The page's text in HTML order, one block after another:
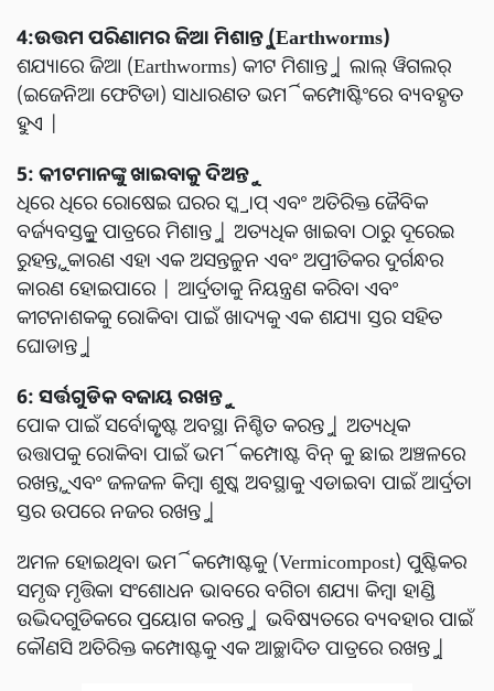
4:ଉତ୍ତମ ପରିଣାମର ଜିଆ ମିଶାନ୍ତୁ (Earthworms)
ଶଯ୍ୟାରେ ଜିଆ (Earthworms) କୀଟ ମିଶାନ୍ତୁ | ଲାଲ୍ ୱିଗଲର୍
(ଇଜେନିଆ ଫେଟିଡା) ସାଧାରଣତ ଭର୍ମିକମ୍ପୋଷ୍ଟିଂରେ ବ୍ୟବହୃତ
ହୁଏ |
5: କୀଟମାନଙ୍କୁ ଖାଇବାକୁ ଦିଅନ୍ତୁ
ଧିରେ ଧିରେ ରୋଷେଇ ଘରର ସ୍କ୍ରାପ୍ ଏବଂ ଅତିରିକ୍ତ ଜୈବିକ
ବର୍ଜ୍ୟବସ୍ତୁକୁ ପାତ୍ରରେ ମିଶାନ୍ତୁ | ଅତ୍ୟଧିକ ଖାଇବା ଠାରୁ ଦୂରେଇ
ରୁହନ୍ତୁ, କାରଣ ଏହା ଏକ ଅସନ୍ତୁଳନ ଏବଂ ଅପ୍ରୀତିକର ଦୁର୍ଗନ୍ଧର
କାରଣ ହୋଇପାରେ | ଆର୍ଦ୍ରତାକୁ ନିୟନ୍ତ୍ରଣ କରିବା ଏବଂ
କୀଟନାଶକକୁ ରୋକିବା ପାଇଁ ଖାଦ୍ୟକୁ ଏକ ଶଯ୍ୟା ସ୍ତର ସହିତ
ଘୋଡାନ୍ତୁ |
6: ସର୍ତ୍ତଗୁଡିକ ବଜାୟ ରଖନ୍ତୁ
ପୋକ ପାଇଁ ସର୍ବୋତ୍କୃଷ୍ଟ ଅବସ୍ଥା ନିଶ୍ଚିତ କରନ୍ତୁ | ଅତ୍ୟଧିକ
ଉତ୍ତାପକୁ ରୋକିବା ପାଇଁ ଭର୍ମିକମ୍ପୋଷ୍ଟ ବିନ୍ କୁ ଛାଇ ଅଞ୍ଚଳରେ
ରଖନ୍ତୁ, ଏବଂ ଜଳଜଳ କିମ୍ବା ଶୁଷ୍କ ଅବସ୍ଥାକୁ ଏଡାଇବା ପାଇଁ ଆର୍ଦ୍ରତା
ସ୍ତର ଉପରେ ନଜର ରଖନ୍ତୁ |
ଅମଳ ହୋଇଥିବା ଭର୍ମିକମ୍ପୋଷ୍ଟକୁ (Vermicompost) ପୁଷ୍ଟିକର
ସମୃଦ୍ଧ ମୃତ୍ତିକା ସଂଶୋଧନ ଭାବରେ ବଗିଚା ଶଯ୍ୟା କିମ୍ବା ହାଣ୍ଡି
ଉଦ୍ଭିଦଗୁଡିକରେ ପ୍ରୟୋଗ କରନ୍ତୁ | ଭବିଷ୍ୟତରେ ବ୍ୟବହାର ପାଇଁ
କୌଣସି ଅତିରିକ୍ତ କମ୍ପୋଷ୍ଟକୁ ଏକ ଆଚ୍ଛାଦିତ ପାତ୍ରରେ ରଖନ୍ତୁ |